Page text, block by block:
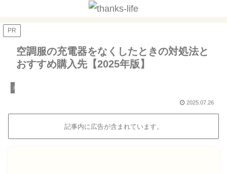
PR
空調服の充電器をなくしたときの対処法と
おすすめ購入先【2025年版】
未分類
2025.07.26
記事内に広告が含まれています。